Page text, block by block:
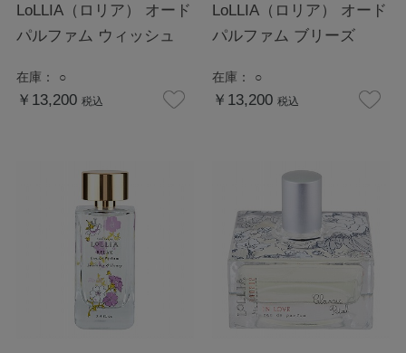
LoLLIA（ロリア） オード
パルファム ウィッシュ
在庫： ○
￥13,200 税込
LoLLIA（ロリア） オード
パルファム ブリーズ
在庫： ○
￥13,200 税込